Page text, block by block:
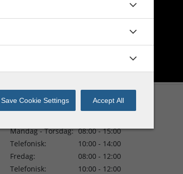
Åbningstider
Mandag - Torsdag: 08:00 - 15:00
Telefonisk:
10:00 - 14:00
Fredag:
08:00 - 12:00
Telefonisk:
10:00 - 12:00
Save Cookie Settings Accept All